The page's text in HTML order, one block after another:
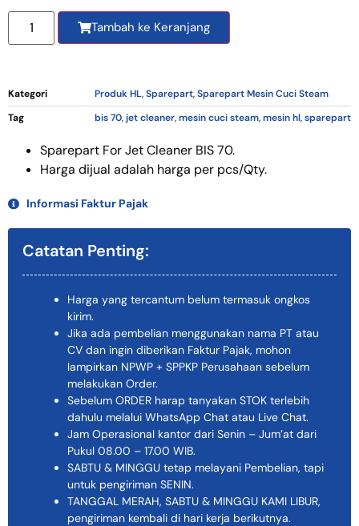
Tambah ke Keranjang
Kategori Produk HL,Sparepart,Sparepart Mesin Cuci Steam
Tag
bis 70,jet cleaner,mesin cuci steam,mesin hl,sparepart
Sparepart For Jet Cleaner BIS 70.
Harga dijual adalah harga per pcs/Qty.
Informasi Faktur Pajak
Catatan Penting:
Harga yang tercantum belum termasuk ongkos
kirim.
Jika ada pembelian menggunakan nama PT atau
CV dan ingin diberikan Faktur Pajak, mohon
lampirkan NPWP + SPPKP Perusahaan sebelum
melakukan Order.
Sebelum ORDER harap tanyakan STOK terlebih
dahulu melalui WhatsApp Chat atau Live Chat.
Jam Operasional kantor dari Senin – Jum’at dari
Pukul 08.00 – 17.00 WIB.
SABTU & MINGGU tetap melayani Pembelian, tapi
untuk pengiriman SENIN.
TANGGAL MERAH, SABTU & MINGGU KAMI LIBUR,
pengiriman kembali di hari kerja berikutnya.